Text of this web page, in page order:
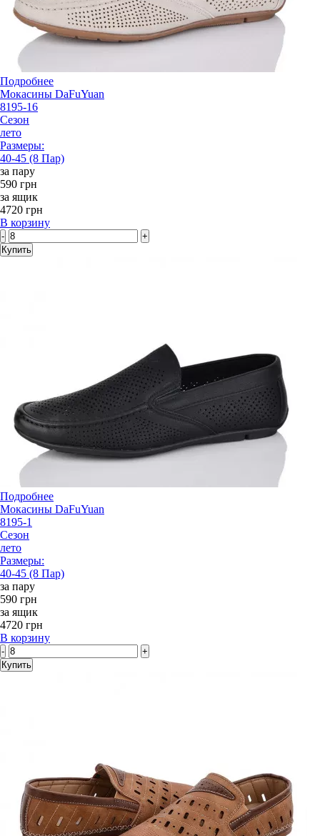
Подробнее
Мокасины DaFuYuan
8195-16
Сезон
лето
Размеры:
40-45 (8 Пар)
за пару
590 грн
за ящик
4720 грн
В корзину
-
+
Купить
Подробнее
Мокасины DaFuYuan
8195-1
Сезон
лето
Размеры:
40-45 (8 Пар)
за пару
590 грн
за ящик
4720 грн
В корзину
-
+
Купить